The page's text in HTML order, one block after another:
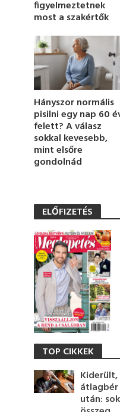
e
,
3
s
e
c
o
n
s
figyelmeztetnek
most a szakértők
Hányszor normális
pisilni egy nap 60
felett? A válasz
sokkal kevesebb,
mint elsőre
gondolnád
ELŐFIZETÉS
TOP CIKKEK
átlagbér
után: